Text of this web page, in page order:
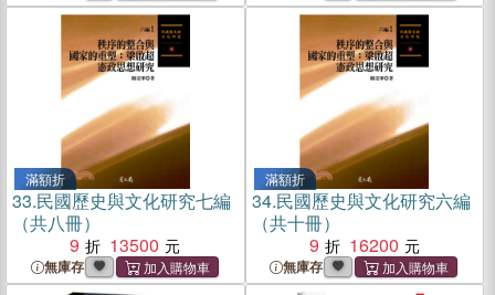
滿額折
33.民國歷史與文化研究七編
（共八冊）
9
13500
無庫存
滿額折
34.民國歷史與文化研究六編
（共十冊）
9
16200
無庫存